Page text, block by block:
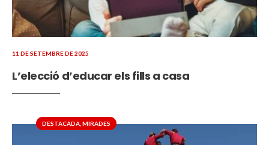
11 DE SETEMBRE DE 2025
L’elecció d’educar els fills a casa
DESTACADA,MIRADES